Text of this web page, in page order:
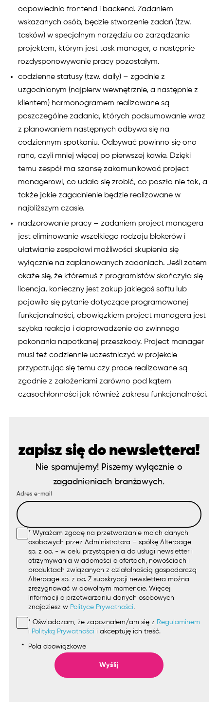
odpowiednio frontend i backend. Zadaniem
wskazanych osób, będzie stworzenie zadań (tzw.
tasków) w specjalnym narzędziu do zarządzania
projektem, którym jest task manager, a następnie
rozdysponowywanie pracy pozostałym.
codzienne statusy (tzw. daily) – zgodnie z
uzgodnionym (najpierw wewnętrznie, a następnie z
klientem) harmonogramem realizowane są
poszczególne zadania, których podsumowanie wraz
z planowaniem następnych odbywa się na
codziennym spotkaniu. Odbywać powinno się ono
rano, czyli mniej więcej po pierwszej kawie. Dzięki
temu zespół ma szansę zakomunikować project
managerowi, co udało się zrobić, co poszło nie tak, a
także jakie zagadnienie będzie realizowane w
najbliższym czasie.
nadzorowanie pracy – zadaniem project managera
jest eliminowanie wszelkiego rodzaju blokerów i
ułatwianie zespołowi możliwości skupienia się
wyłącznie na zaplanowanych zadaniach. Jeśli zatem
okaże się, że któremuś z programistów skończyła się
licencja, konieczny jest zakup jakiegoś softu lub
pojawiło się pytanie dotyczące programowanej
funkcjonalności, obowiązkiem project managera jest
szybka reakcja i doprowadzenie do zwinnego
pokonania napotkanej przeszkody. Project manager
musi też codziennie uczestniczyć w projekcie
przypatrując się temu czy prace realizowane są
zgodnie z założeniami zarówno pod kątem
czasochłonności jak również zakresu funkcjonalności.
zapisz się do newslettera!
Nie spamujemy! Piszemy wyłącznie o
zagadnieniach branżowych.
Adres e-mail
* Wyrażam zgodę na przetwarzanie moich danych
osobowych przez Administratora – spółkę Alterpage
sp. z o.o. - w celu przystąpienia do usługi newsletter i
otrzymywania wiadomości o ofertach, nowościach i
produktach związanych z działalnością gospodarczą
Alterpage sp. z o.o. Z subskrypcji newslettera można
zrezygnować w dowolnym momencie. Więcej
informacji o przetwarzaniu danych osobowych
znajdziesz w Polityce Prywatności.
* Oświadczam, że zapoznałem/am się z Regulaminem
i Polityką Prywatności i akceptuję ich treść.
* Pola obowiązkowe
Wyślij